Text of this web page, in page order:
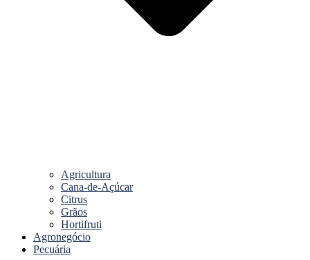
Agricultura
Cana-de-Açúcar
Citrus
Grãos
Hortifruti
Agronegócio
Pecuária